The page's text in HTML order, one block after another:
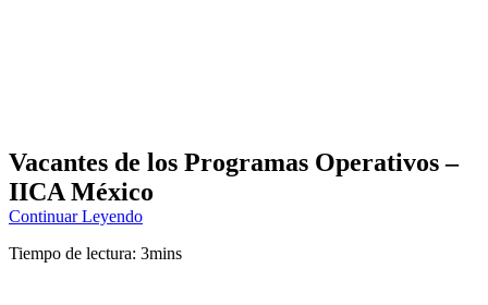
Vacantes de los Programas Operativos –
IICA México
Continuar Leyendo
Tiempo de lectura: 3mins